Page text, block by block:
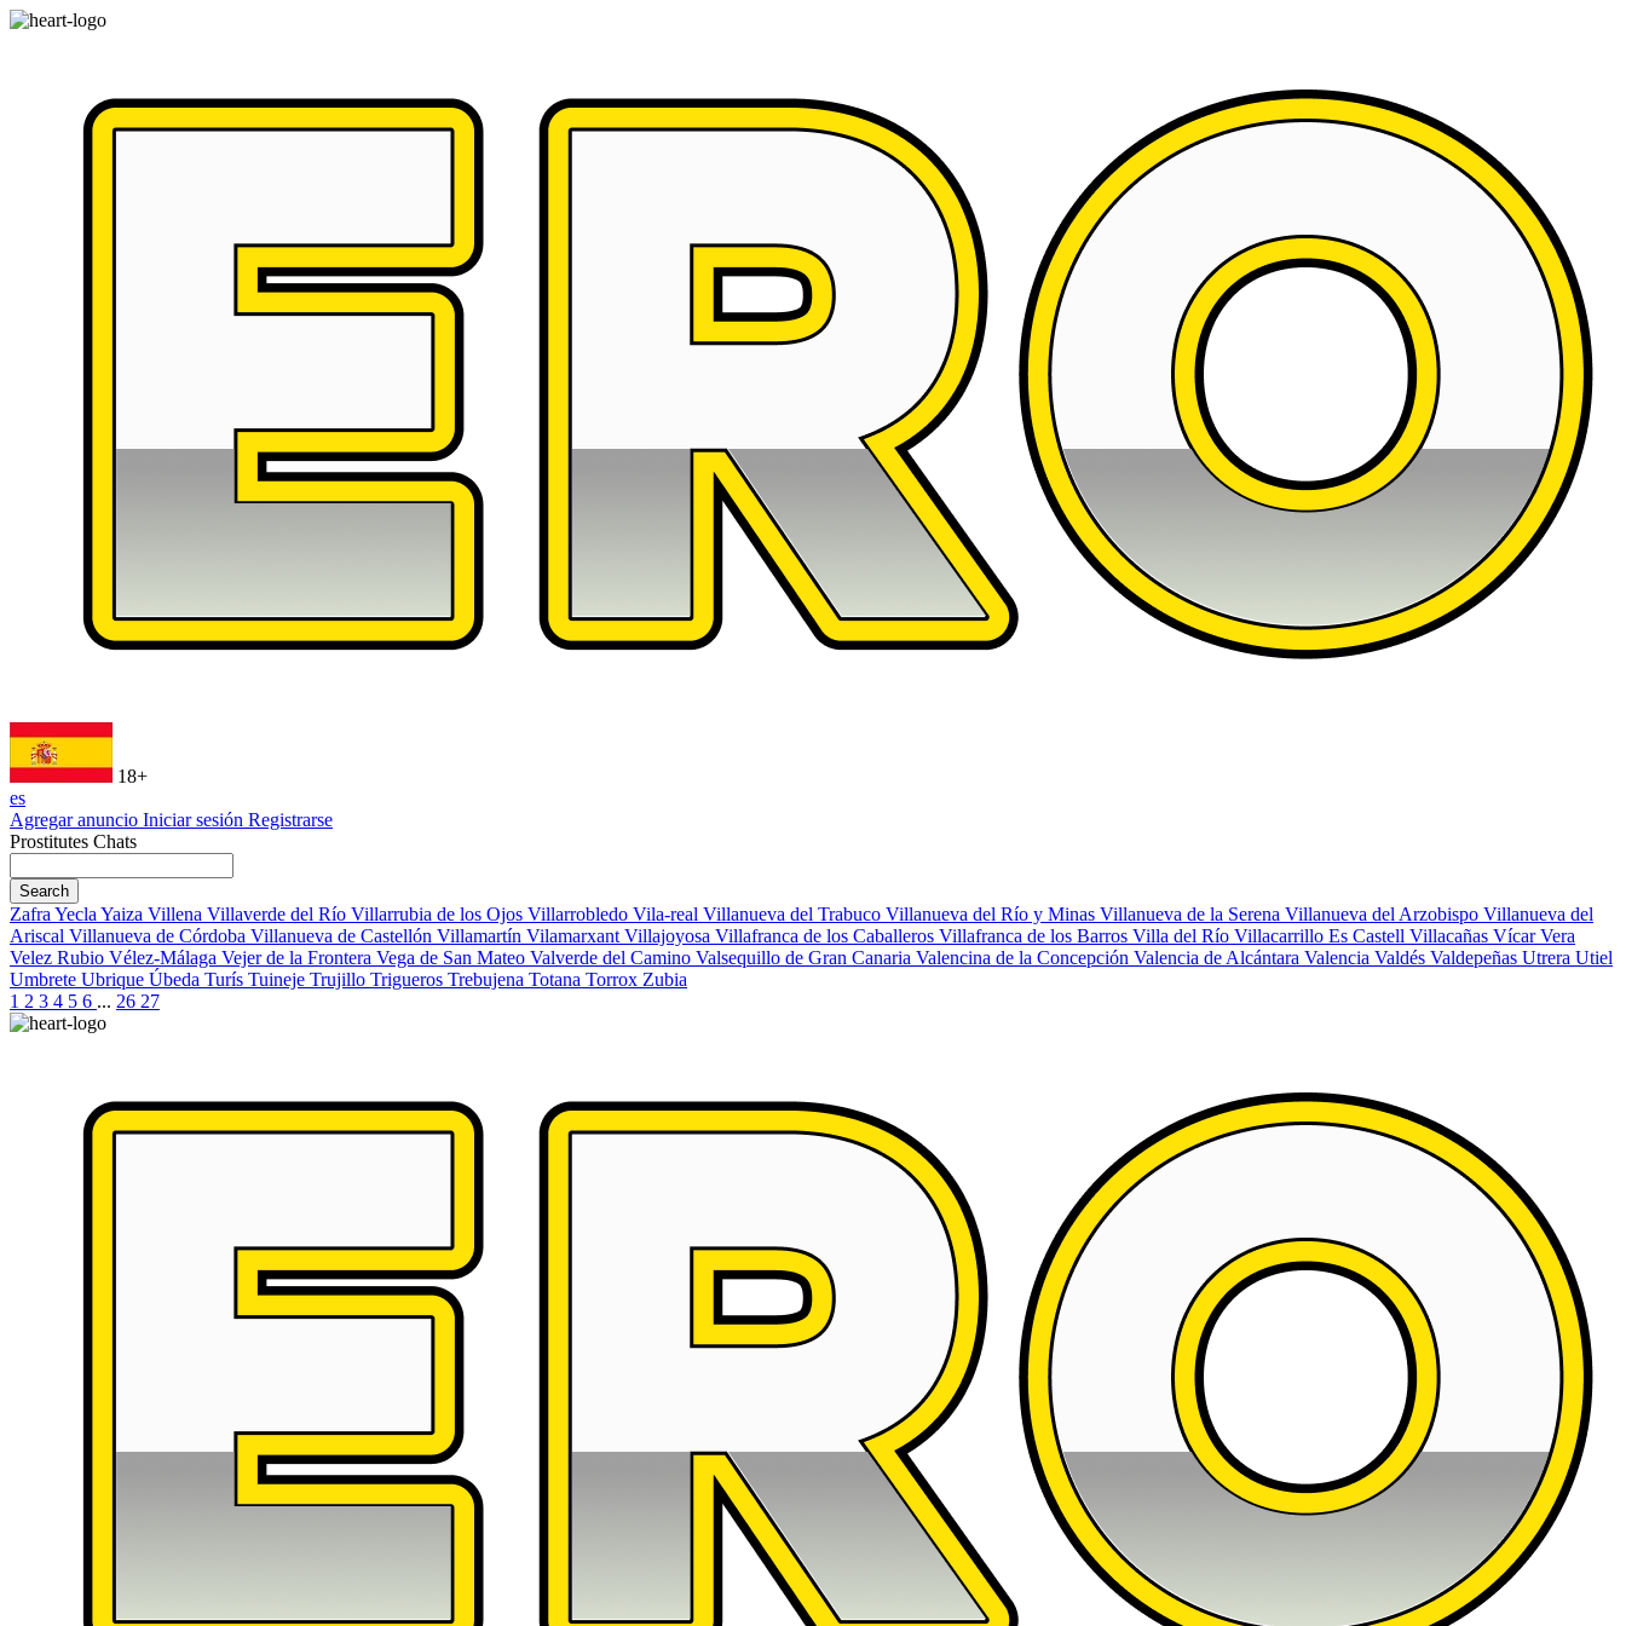
18+
es
Agregar anuncio Iniciar sesión Registrarse
Prostitutes Chats
Search
Zafra Yecla Yaiza Villena Villaverde del Río Villarrubia de los Ojos Villarrobledo Vila-real Villanueva del Trabuco Villanueva del Río y Minas Villanueva de la Serena Villanueva del Arzobispo Villanueva del
Ariscal Villanueva de Córdoba Villanueva de Castellón Villamartín Vilamarxant Villajoyosa Villafranca de los Caballeros Villafranca de los Barros Villa del Río Villacarrillo Es Castell Villacañas Vícar Vera
Velez Rubio Vélez-Málaga Vejer de la Frontera Vega de San Mateo Valverde del Camino Valsequillo de Gran Canaria Valencina de la Concepción Valencia de Alcántara Valencia Valdés Valdepeñas Utrera Utiel
Umbrete Ubrique Úbeda Turís Tuineje Trujillo Trigueros Trebujena Totana Torrox Zubia
1 2 3 4 5 6 ... 26 27